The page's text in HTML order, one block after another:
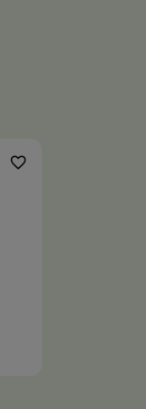
favorite_border